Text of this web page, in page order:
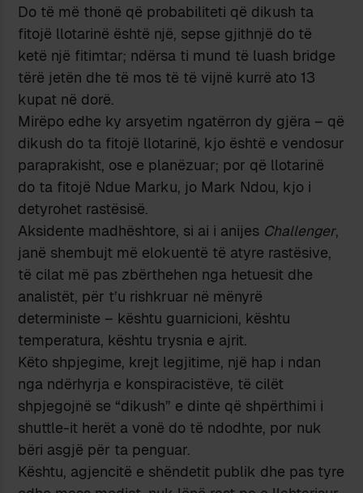
Do të më thonë që probabiliteti që dikush ta
fitojë llotarinë është një, sepse gjithnjë do të
ketë një fitimtar; ndërsa ti mund të luash bridge
tërë jetën dhe të mos të të vijnë kurrë ato 13
kupat në dorë.
Mirëpo edhe ky arsyetim ngatërron dy gjëra – që
dikush do ta fitojë llotarinë, kjo është e vendosur
paraprakisht, ose e planëzuar; por që llotarinë
do ta fitojë Ndue Marku, jo Mark Ndou, kjo i
detyrohet rastësisë.
Aksidente madhështore, si ai i anijes Challenger,
janë shembujt më elokuentë të atyre rastësive,
të cilat më pas zbërthehen nga hetuesit dhe
analistët, për t’u rishkruar në mënyrë
deterministe – kështu guarnicioni, kështu
temperatura, kështu trysnia e ajrit.
Këto shpjegime, krejt legjitime, një hap i ndan
nga ndërhyrja e konspiracistëve, të cilët
shpjegojnë se “dikush” e dinte që shpërthimi i
shuttle-it herët a vonë do të ndodhte, por nuk
bëri asgjë për ta penguar.
Kështu, agjencitë e shëndetit publik dhe pas tyre